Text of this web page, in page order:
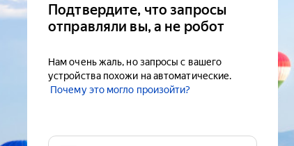
Подтвердите, что запросы
отправляли вы, а не робот
Нам очень жаль, но запросы с вашего
устройства похожи на автоматические.
Почему это могло произойти?